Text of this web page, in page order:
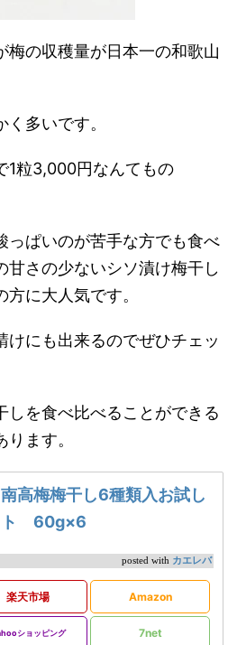
梅の収穫量が日本一の和歌山
多いです。
1粒3,000円なんてもの
っぱいのが苦手な方でも食べ
甘さの少ないシソ漬け梅干し
に大人気です。
けにも出来るのでぜひチェッ
しを食べ比べることができる
ます。
高梅梅干し6種類入お試し
ト 60g×6
posted with カエレバ
楽天市場 Amazon
ショッピング 7net